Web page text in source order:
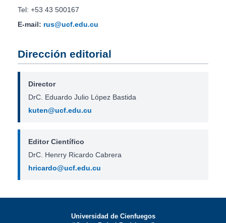
Tel: +53 43 500167
E-mail: rus@ucf.edu.cu
Dirección editorial
Director
DrC. Eduardo Julio López Bastida
kuten@ucf.edu.cu
Editor Científico
DrC. Henrry Ricardo Cabrera
hricardo@ucf.edu.cu
Universidad de Cienfuegos